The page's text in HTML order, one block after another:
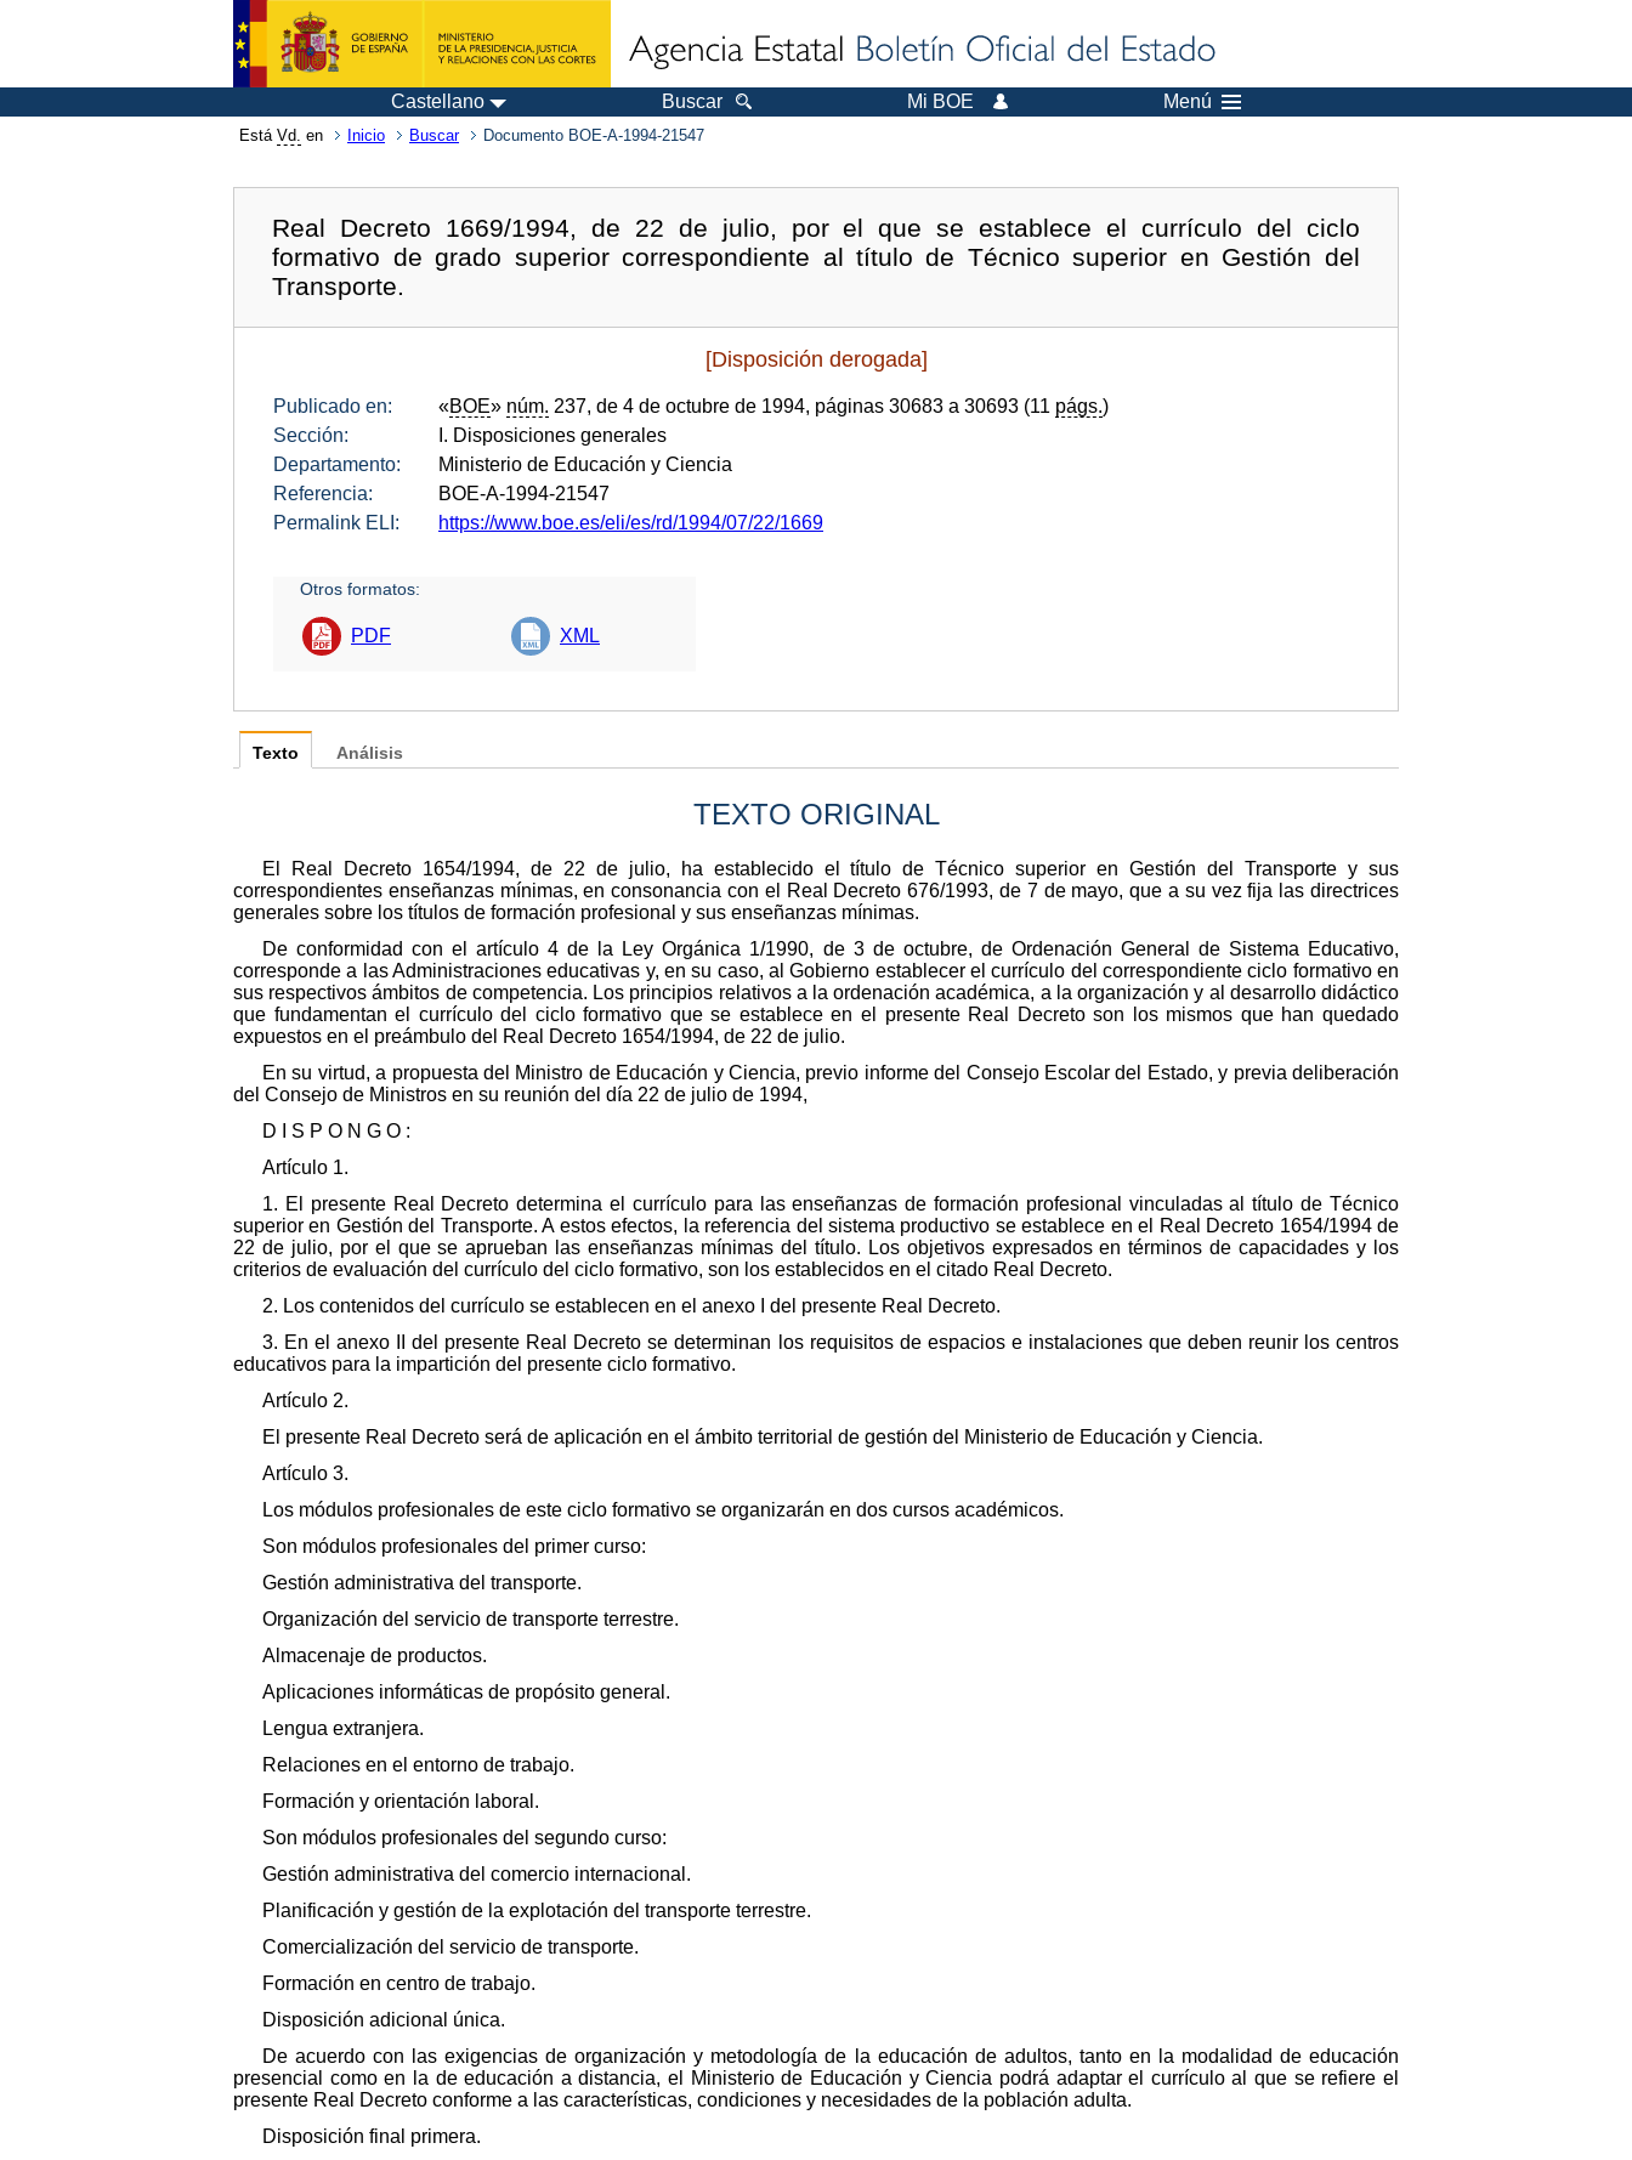
Castellano Buscar Mi BOE Menú
Está Vd. en Inicio Buscar Documento BOE-A-1994-21547
Real Decreto 1669/1994, de 22 de julio, por el que se establece el currículo del ciclo
formativo de grado superior correspondiente al título de Técnico superior en Gestión del
Transporte.
[Disposición derogada]
Publicado en: «BOE» núm. 237, de 4 de octubre de 1994, páginas 30683 a 30693 (11 págs.)
Sección:
I. Disposiciones generales
Departamento:
Ministerio de Educación y Ciencia
Referencia:
BOE-A-1994-21547
Permalink ELI:
https://www.boe.es/eli/es/rd/1994/07/22/1669
Otros formatos:
PDF XML
Texto
TEXTO ORIGINAL
El Real Decreto 1654/1994, de 22 de julio, ha establecido el título de Técnico superior en Gestión del Transporte y sus
correspondientes enseñanzas mínimas, en consonancia con el Real Decreto 676/1993, de 7 de mayo, que a su vez fija las directrices
generales sobre los títulos de formación profesional y sus enseñanzas mínimas.
De conformidad con el artículo 4 de la Ley Orgánica 1/1990, de 3 de octubre, de Ordenación General de Sistema Educativo,
corresponde a las Administraciones educativas y, en su caso, al Gobierno establecer el currículo del correspondiente ciclo formativo en
sus respectivos ámbitos de competencia. Los principios relativos a la ordenación académica, a la organización y al desarrollo didáctico
que fundamentan el currículo del ciclo formativo que se establece en el presente Real Decreto son los mismos que han quedado
expuestos en el preámbulo del Real Decreto 1654/1994, de 22 de julio.
En su virtud, a propuesta del Ministro de Educación y Ciencia, previo informe del Consejo Escolar del Estado, y previa deliberación
del Consejo de Ministros en su reunión del día 22 de julio de 1994,
D I S P O N G O :
Artículo 1.
1. El presente Real Decreto determina el currículo para las enseñanzas de formación profesional vinculadas al título de Técnico
superior en Gestión del Transporte. A estos efectos, la referencia del sistema productivo se establece en el Real Decreto 1654/1994 de
22 de julio, por el que se aprueban las enseñanzas mínimas del título. Los objetivos expresados en términos de capacidades y los
criterios de evaluación del currículo del ciclo formativo, son los establecidos en el citado Real Decreto.
2. Los contenidos del currículo se establecen en el anexo I del presente Real Decreto.
3. En el anexo II del presente Real Decreto se determinan los requisitos de espacios e instalaciones que deben reunir los centros
educativos para la impartición del presente ciclo formativo.
Artículo 2.
El presente Real Decreto será de aplicación en el ámbito territorial de gestión del Ministerio de Educación y Ciencia.
Artículo 3.
Los módulos profesionales de este ciclo formativo se organizarán en dos cursos académicos.
Son módulos profesionales del primer curso:
Gestión administrativa del transporte.
Organización del servicio de transporte terrestre.
Almacenaje de productos.
Aplicaciones informáticas de propósito general.
Lengua extranjera.
Relaciones en el entorno de trabajo.
Formación y orientación laboral.
Son módulos profesionales del segundo curso:
Gestión administrativa del comercio internacional.
Planificación y gestión de la explotación del transporte terrestre.
Comercialización del servicio de transporte.
Formación en centro de trabajo.
Disposición adicional única.
De acuerdo con las exigencias de organización y metodología de la educación de adultos, tanto en la modalidad de educación
presencial como en la de educación a distancia, el Ministerio de Educación y Ciencia podrá adaptar el currículo al que se refiere el
presente Real Decreto conforme a las características, condiciones y necesidades de la población adulta.
Disposición final primera.
Análisis